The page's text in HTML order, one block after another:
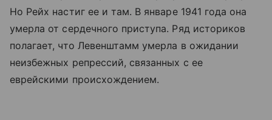
Но Рейх настиг ее и там. В январе 1941 года она
умерла от сердечного приступа. Ряд историков
полагает, что Левенштамм умерла в ожидании
неизбежных репрессий, связанных с ее
еврейскими происхождением.